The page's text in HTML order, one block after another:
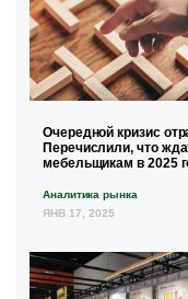
Очередной кризис
Перечислили, что
мебельщикам в 2025
Аналитика рынка
ЯНВ 17, 2025